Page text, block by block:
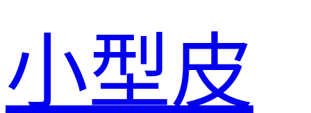
小型皮